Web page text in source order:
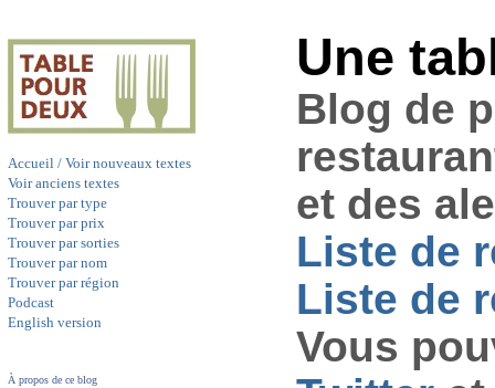
Accueil / Voir nouveaux textes
Voir anciens textes
Trouver par type
Trouver par prix
Trouver par sorties
Trouver par nom
Trouver par région
Podcast
English version
À propos de ce blog
Une
Blog de
et des
Liste de
Liste de
Vous